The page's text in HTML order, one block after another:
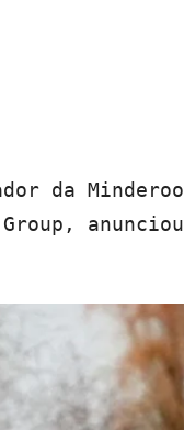
da Minderoo
anunciou